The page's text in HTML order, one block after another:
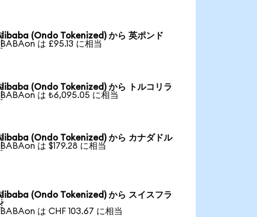
(Ondo Tokenized) から 英ポンド
BABAon は £95.13 に相当
(Ondo Tokenized) から トルコリラ
BABAon は ₺6,095.05 に相当
(Ondo Tokenized) から カナダドル
BABAon は $179.28 に相当
(Ondo Tokenized) から スイスフラ
BABAon は CHF 103.67 に相当